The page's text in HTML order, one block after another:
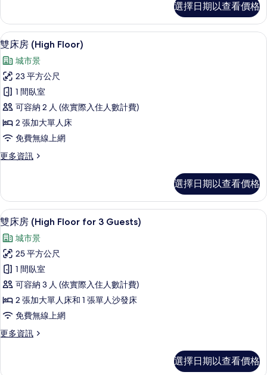
片
房
(standard)
的
情
選擇日期以查看價格
顯
示
雙
床
房
(High
Floor)
的
所
片
4
雙床房 (High Floor)
城市景
23 平方公尺
1 間臥室
可容納 2 人 (依實際入住人數計費)
2 張加大單人床
免費無線上網
更多資訊
更
房
(High
Floor)
詳
情
選擇日期以查看價格
顯
示
雙
床
房
(High
Floor
for
3
客房內保險箱、書桌、遮光布/窗簾、
4
雙床房 (High Floor for 3 Guests)
城市景
25 平方公尺
1 間臥室
可容納 3 人 (依實際入住人數計費)
2 張加大單人床和 1 張單人沙發床
免費無線上網
更多資訊
更
選擇日期以查看價格